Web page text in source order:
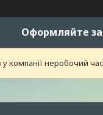
Оформляйте
у компанії неробочий